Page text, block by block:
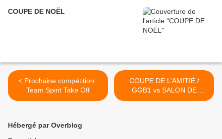
COUPE DE NOËL
< Prochaine compétition :
Team Spirit Take Off
COUPE DE L’AMITIÉ /
GGB1 vs SALON DE
PROVENCE >
Hébergé par Overblog